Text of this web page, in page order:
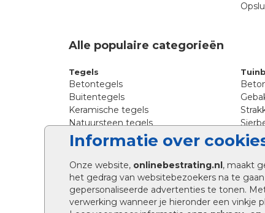
Informatie over
Onze website, onlinebestrating.nl, maakt
het gedrag van websitebezoekers na te
gepersonaliseerde advertenties te tonen.
verwerking wanneer je hieronder een vinkje
Alle populaire categorieën
Tegels
Betontegels
Buitentegels
Keramische tegels
Natuursteen tegels
Siertegels
Stoeptegels
Straattegels
Terrastegels
Tuintegels